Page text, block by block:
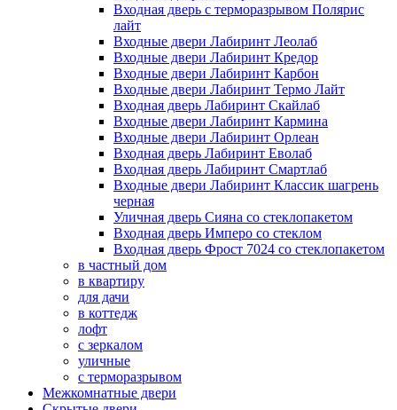
Входная дверь с терморазрывом Полярис
лайт
Входные двери Лабиринт Леолаб
Входные двери Лабиринт Кредор
Входные двери Лабиринт Карбон
Входные двери Лабиринт Термо Лайт
Входная дверь Лабиринт Скайлаб
Входные двери Лабиринт Кармина
Входные двери Лабиринт Орлеан
Входная дверь Лабиринт Еволаб
Входная дверь Лабиринт Смартлаб
Входные двери Лабиринт Классик шагрень
черная
Уличная дверь Сияна со стеклопакетом
Входная дверь Имперо со стеклом
Входная дверь Фрост 7024 со стеклопакетом
в частный дом
в квартиру
для дачи
в коттедж
лофт
с зеркалом
уличные
с терморазрывом
Межкомнатные двери